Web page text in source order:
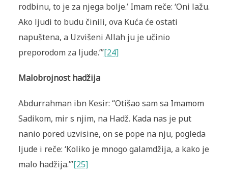
rodbinu, to je za njega bolje.’ Imam reče: ‘Oni lažu.
Ako ljudi to budu činili, ova Kuća će ostati
napuštena, a Uzvišeni Allah ju je učinio
preporodom za ljude.’”[24]
Malobrojnost hadžija
Abdurrahman ibn Kesir: “Otišao sam sa Imamom
Sadikom, mir s njim, na Hadž. Kada nas je put
nanio pored uzvisine, on se pope na nju, pogleda
ljude i reče: ‘Koliko je mnogo galamdžija, a kako je
malo hadžija.’”[25]